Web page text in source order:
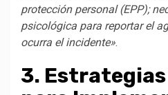
protección personal (EPP);
psicológica para reportar el
ocurra el incidente».
3.